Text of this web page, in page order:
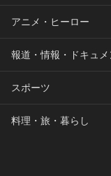
アニメ・ヒーロー
報道・情報・ドキュメ
スポーツ
料理・旅・暮らし